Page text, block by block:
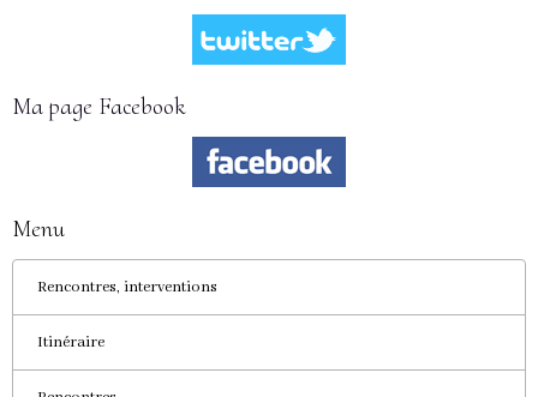
Ma page Facebook
Menu
Rencontres, interventions
Itinéraire